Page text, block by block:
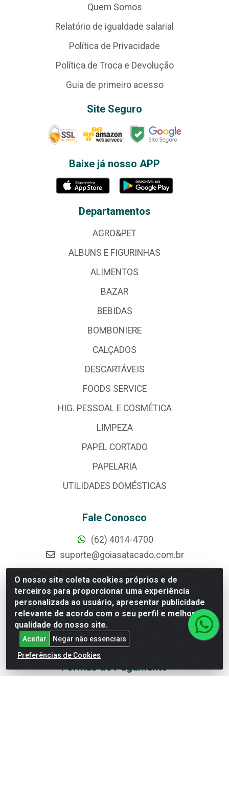
O nosso site coleta cookies próprios e de
terceiros para proporcionar uma experiência
personalizada ao usuário, apresentar publicidade
relevante de acordo com o seu perfil e melhorar a
qualidade do nosso site.
Aceitar
Negar não essenciais
Preferências de Cookies
Quem Somos
Relatório de igualdade salarial
Política de Privacidade
Política de Troca e Devolução
Guia de primeiro acesso
Site Seguro
Baixe já nosso APP
Departamentos
AGRO&PET
ALBUNS E FIGURINHAS
ALIMENTOS
BAZAR
BEBIDAS
BOMBONIERE
CALÇADOS
DESCARTÁVEIS
FOODS SERVICE
HIG. PESSOAL E COSMÉTICA
LIMPEZA
PAPEL CORTADO
PAPELARIA
UTILIDADES DOMÉSTICAS
Fale Conosco
(62) 4014-4700
suporte@goiasatacado.com.br
Redes Sociais
Instagram
Facebook
Linkedin
YouTube
Formas de Pagamento